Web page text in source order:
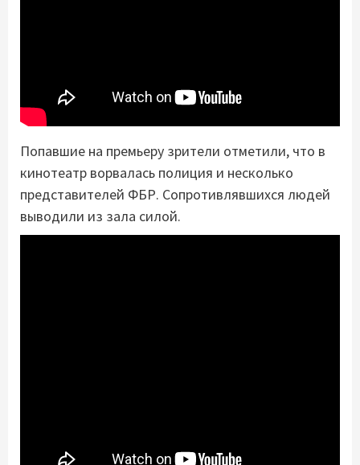
Попавшие на премьеру зрители отметили, что в
кинотеатр ворвалась полиция и несколько
представителей ФБР. Сопротивлявшихся людей
выводили из зала силой.